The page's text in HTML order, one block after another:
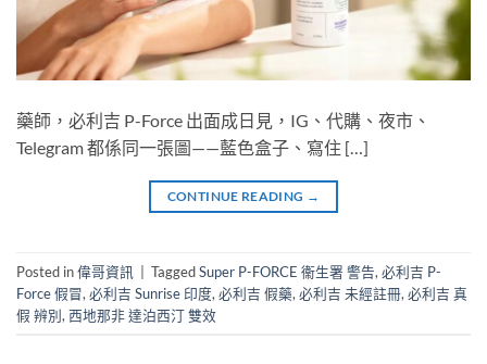
藥師，必利吉 P-Force 出面成日見，IG、代購、夜市、
Telegram 都係同一張圖——藍色盒子、寫住 […]
CONTINUE READING →
Posted in偉哥資訊 TaggedSuper P-FORCE 衞生署 警告, 必利吉 P-
Force 假冒, 必利吉 Sunrise 印度, 必利吉 假藥, 必利吉 未經註冊, 必利吉 真
假 辨別, 西地那非 達泊西汀 雙效